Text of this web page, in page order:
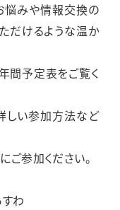
悩みや情報交換の
だけるような温か
間予定表をご覧く
しい参加方法など
ご参加ください。
わ